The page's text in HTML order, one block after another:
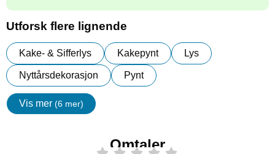
Utforsk flere lignende
Kake- & Sifferlys Kakepynt Lys
Nyttårsdekorasjon Pynt
Vis mer (6 mer)
egenskaper
Omtaler